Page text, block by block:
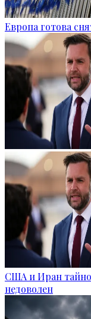
Европа готова
США и Иран
недоволен